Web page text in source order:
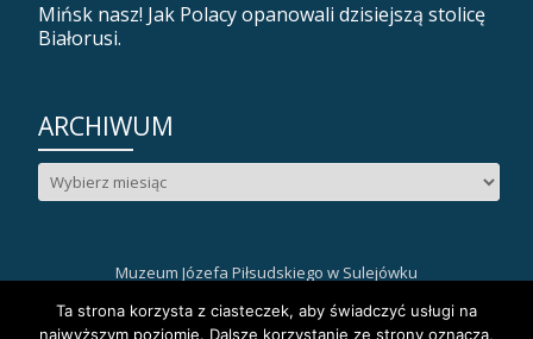
Mińsk nasz! Jak Polacy opanowali dzisiejszą stolicę
Białorusi.
ARCHIWUM
Archiwum
Muzeum Józefa Piłsudskiego w Sulejówku
Drugie
fa-
facebook
fa-
instagram
fa-
youtube
Ta strona korzysta z ciasteczek, aby świadczyć usługi na
najwyższym poziomie. Dalsze korzystanie ze strony oznacza,